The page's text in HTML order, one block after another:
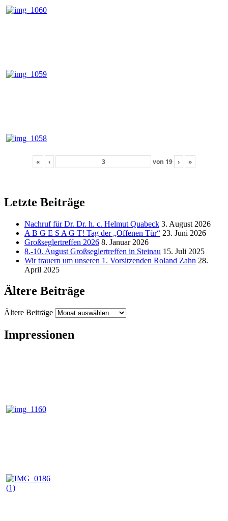
« ‹ von 19 › »
Letzte Beiträge
Nachruf für Dr. Dr. h. c. Helmut Quabeck 3. August 2026
A B G E S A G T! Tag der „Offenen Tür“ 23. Juni 2026
Großseglertreffen 2026 8. Januar 2026
8.-10. August Großseglertreffen in Steinau 15. Juli 2025
Wir trauern um unseren 1. Vorsitzenden Roland Zahn 28.
April 2025
Ältere Beiträge
Ältere Beiträge
Impressionen